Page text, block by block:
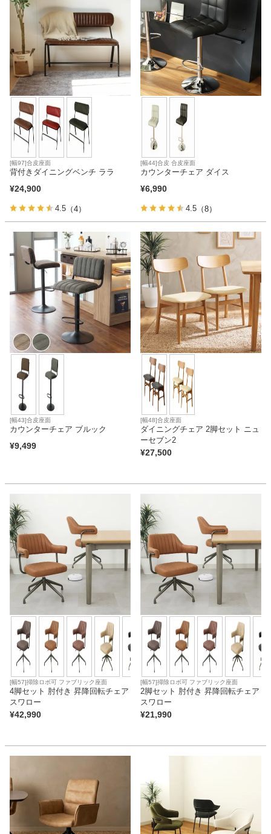
[幅97]合皮座面
背付きダイニングベンチ ララ
¥24,900
4.5 （4）
[幅44]合皮 合皮座面
カウンターチェア ダイス
¥6,990
4.5 （8）
[幅43]合皮座面
カウンターチェア ブルック
¥9,499
[幅48]合皮座面
ダイニングチェア 2脚セット ニュ
ーセブン2
¥27,500
[幅57]掃除ロボ可 ファブリック座面
4脚セット 肘付き 昇降回転チェア
スワロー
¥42,990
[幅57]掃除ロボ可 ファブリック座面
2脚セット 肘付き 昇降回転チェア
スワロー
¥21,990